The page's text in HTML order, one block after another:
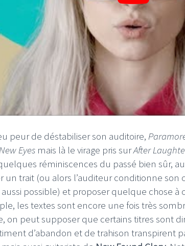
peur de déstabiliser son auditoire,
Eyes mais là le virage pris surAfter
réminiscences du passé bien sûr,
un trait (ou alors l’auditeur conditionne son
aussi possible) et proposer quelque chose
les textes sont encore une fois très
on peut supposer que certains titres sont
d’abandon et de trahison transpirent